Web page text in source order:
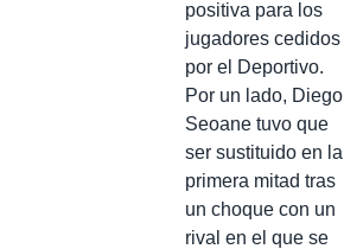
positiva para los
jugadores cedidos
por el Deportivo.
Por un lado, Diego
Seoane tuvo que
ser sustituido en la
primera mitad tras
un choque con un
rival en el que se